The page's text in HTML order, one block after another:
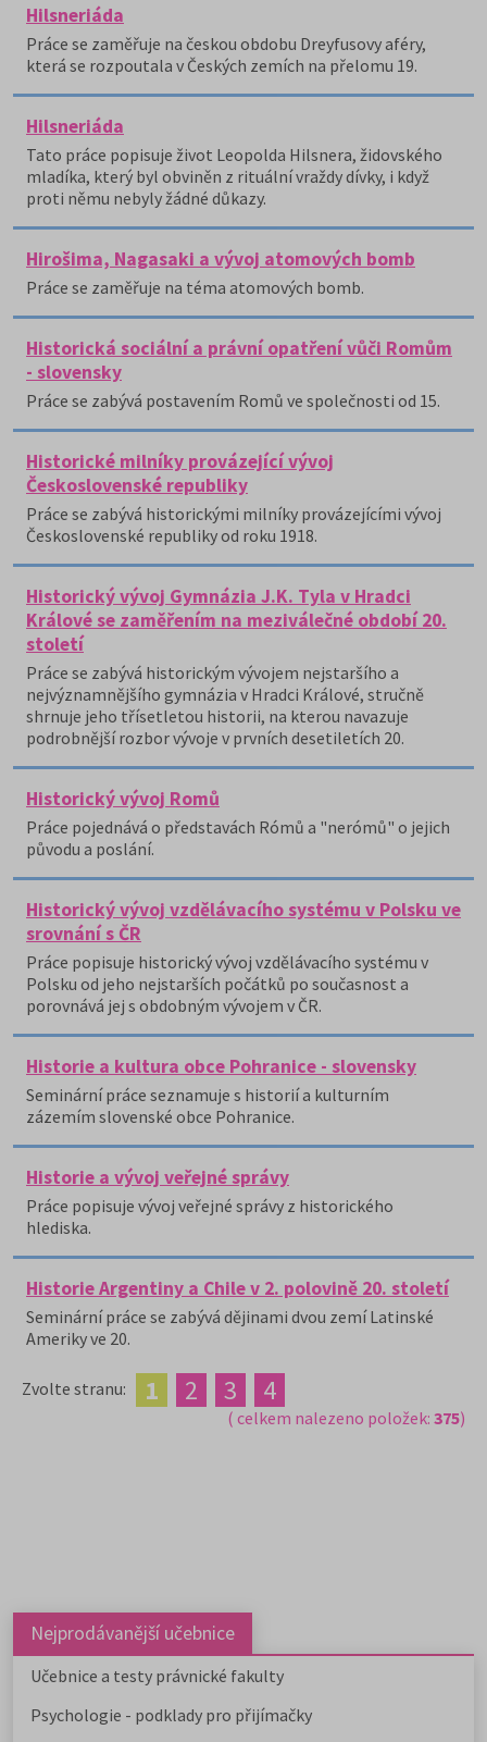
Hilsneriáda
Práce se zaměřuje na českou obdobu Dreyfusovy aféry,
která se rozpoutala v Českých zemích na přelomu 19.
Hilsneriáda
Tato práce popisuje život Leopolda Hilsnera, židovského
mladíka, který byl obviněn z rituální vraždy dívky, i když
proti němu nebyly žádné důkazy.
Hirošima, Nagasaki a vývoj atomových bomb
Práce se zaměřuje na téma atomových bomb.
Historická sociální a právní opatření vůči Romům
- slovensky
Práce se zabývá postavením Romů ve společnosti od 15.
Historické milníky provázející vývoj
Československé republiky
Práce se zabývá historickými milníky provázejícími vývoj
Československé republiky od roku 1918.
Historický vývoj Gymnázia J.K. Tyla v Hradci
Králové se zaměřením na meziválečné období 20.
století
Práce se zabývá historickým vývojem nejstaršího a
nejvýznamnějšího gymnázia v Hradci Králové, stručně
shrnuje jeho třísetletou historii, na kterou navazuje
podrobnější rozbor vývoje v prvních desetiletích 20.
Historický vývoj Romů
Práce pojednává o představách Rómů a "nerómů" o jejich
původu a poslání.
Historický vývoj vzdělávacího systému v Polsku ve
srovnání s ČR
Práce popisuje historický vývoj vzdělávacího systému v
Polsku od jeho nejstarších počátků po současnost a
porovnává jej s obdobným vývojem v ČR.
Historie a kultura obce Pohranice - slovensky
Seminární práce seznamuje s historií a kulturním
zázemím slovenské obce Pohranice.
Historie a vývoj veřejné správy
Práce popisuje vývoj veřejné správy z historického
hlediska.
Historie Argentiny a Chile v 2. polovině 20. století
Seminární práce se zabývá dějinami dvou zemí Latinské
Ameriky ve 20.
Zvolte stranu: 1 2 3 4
( celkem nalezeno položek: 375)
Nejprodávanější učebnice
Učebnice a testy právnické fakulty
Psychologie - podklady pro přijímačky